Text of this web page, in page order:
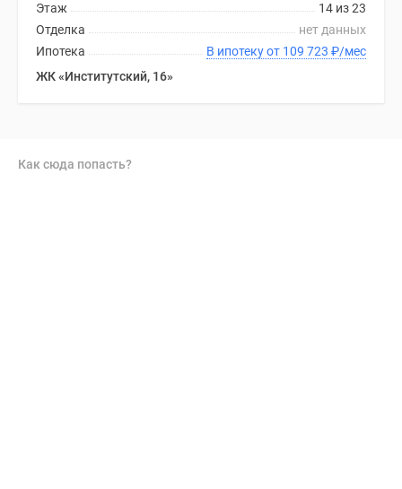
14 из 23
Этаж
нет данных
Отделка
В ипотеку от 109 723 ₽/мес
Ипотека
ЖК «Институтский, 16»
Как сюда попасть?